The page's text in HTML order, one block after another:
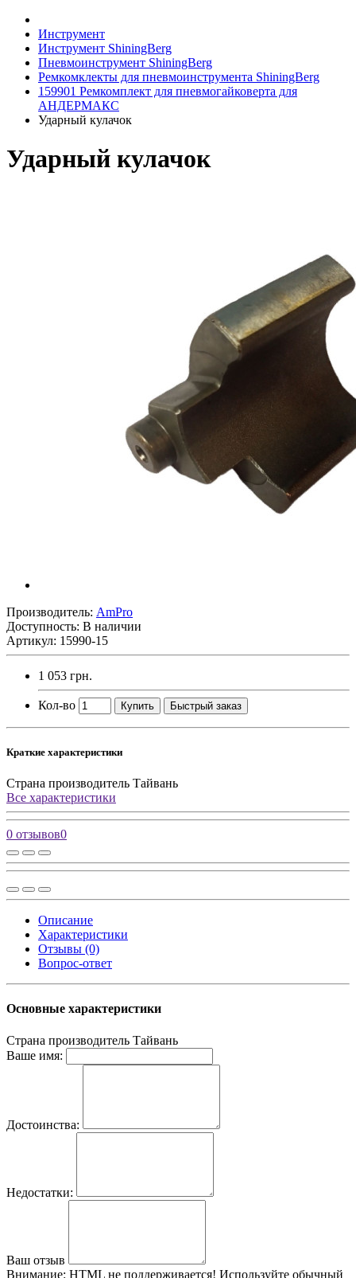
Инструмент
Инструмент ShiningBerg
Пневмоинструмент ShiningBerg
Ремкомклекты для пневмоинструмента ShiningBerg
159901 Ремкомплект для пневмогайковерта для
АНДЕРМАКС
Ударный кулачок
Ударный кулачок
Производитель: AmPro
Доступность: В наличии
Артикул: 15990-15
1 053 грн.
Кол-во Купить Быстрый заказ
Краткие характеристики
Страна производитель Тайвань
Все характеристики
0 отзывов0
Описание
Характеристики
Отзывы (0)
Вопрос-ответ
Основные характеристики
Страна производитель Тайвань
Ваше имя:
Достоинства:
Недостатки:
Ваш отзыв
Внимание: HTML не поддерживается! Используйте обычный